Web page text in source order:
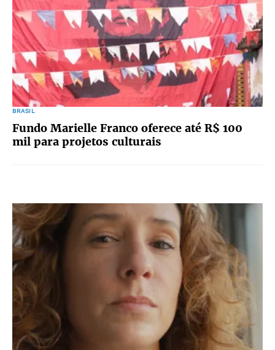
BRASIL
Fundo Marielle Franco oferece até R$ 100
mil para projetos culturais